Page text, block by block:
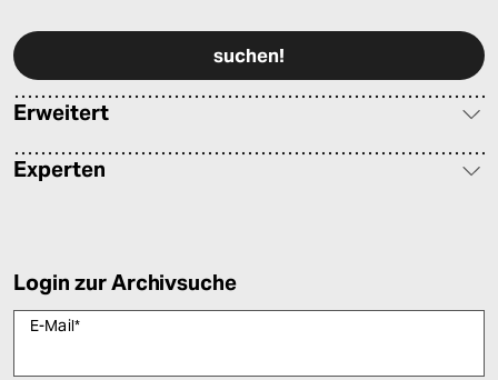
Erweitert
Experten
Login zur Archivsuche
E-Mail*